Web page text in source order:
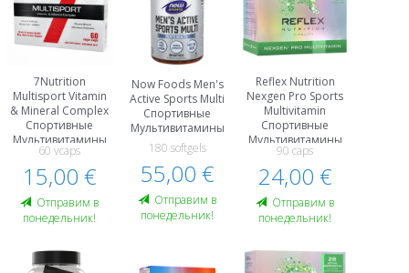
7Nutrition
Multisport Vitamin
& Mineral Complex
Спортивные
Мультивитамины
60 vcaps
15,00 €
Oтправим в
понедельник!
Now Foods Men's
Active Sports Multi
Спортивные
Мультивитамины
180 softgels
55,00 €
Oтправим в
понедельник!
Reflex Nutrition
Nexgen Pro Sports
Multivitamin
Спортивные
Мультивитамины
90 caps
24,00 €
Oтправим в
понедельник!